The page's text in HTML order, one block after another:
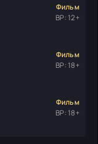
Фильм
ВР: 12+
Фильм
ВР: 18+
Фильм
ВР: 18+